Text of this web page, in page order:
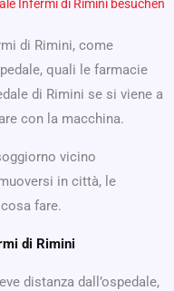
Infermi di Rimini besuchen
di Rimini, come
quali le farmacie
di Rimini se si viene a
con la macchina.
vicino
in città, le
fare.
di Rimini
distanza dall’ospedale,